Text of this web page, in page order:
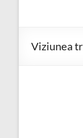
Viziunea